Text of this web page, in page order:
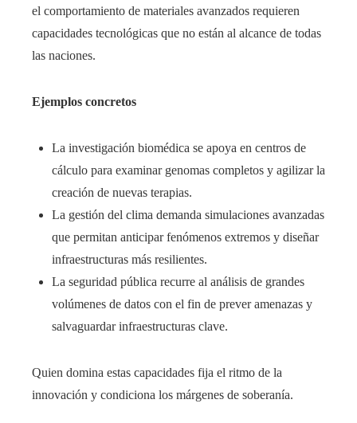
el comportamiento de materiales avanzados requieren
capacidades tecnológicas que no están al alcance de todas
las naciones.
Ejemplos concretos
La investigación biomédica se apoya en centros de
cálculo para examinar genomas completos y agilizar la
creación de nuevas terapias.
La gestión del clima demanda simulaciones avanzadas
que permitan anticipar fenómenos extremos y diseñar
infraestructuras más resilientes.
La seguridad pública recurre al análisis de grandes
volúmenes de datos con el fin de prever amenazas y
salvaguardar infraestructuras clave.
Quien domina estas capacidades fija el ritmo de la
innovación y condiciona los márgenes de soberanía.